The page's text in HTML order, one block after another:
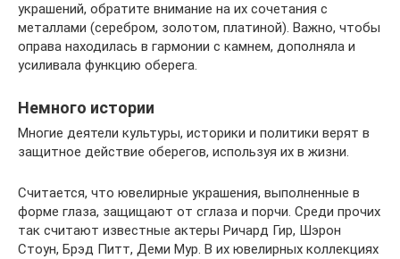
украшений, обратите внимание на их сочетания с
металлами (серебром, золотом, платиной). Важно, чтобы
оправа находилась в гармонии с камнем, дополняла и
усиливала функцию оберега.
Немного истории
Многие деятели культуры, историки и политики верят в
защитное действие оберегов, используя их в жизни.
Считается, что ювелирные украшения, выполненные в
форме глаза, защищают от сглаза и порчи. Среди прочих
так считают известные актеры Ричард Гир, Шэрон
Стоун, Брэд Питт, Деми Мур. В их ювелирных коллекциях